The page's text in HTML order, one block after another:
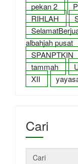
pekan 2
RIHLAH
albahjah pusat
SPANPTKIN
tammah
XII
Cari